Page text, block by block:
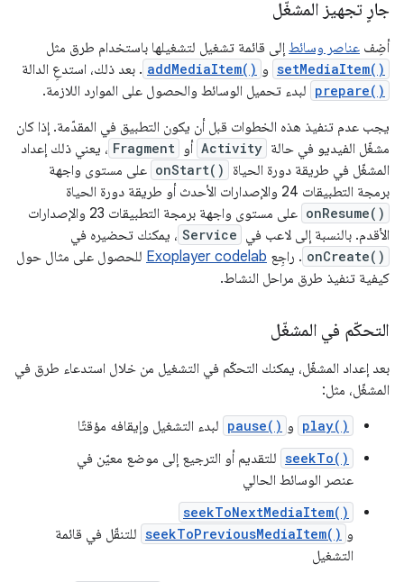
جارٍ تجهيز المشغّل
أضِف عناصر وسائط إلى قائمة تشغيل لتشغيلها باستخدام طرق مثل
setMediaItem() و addMediaItem() . بعد ذلك، استدعِ الدالة
prepare() لبدء تحميل الوسائط والحصول على الموارد اللازمة.
يجب عدم تنفيذ هذه الخطوات قبل أن يكون التطبيق في المقدّمة. إذا كان
مشغّل الفيديو في حالة Activity أو Fragment ، يعني ذلك إعداد
المشغّل في طريقة دورة الحياة
onStart() على مستوى واجهة
برمجة التطبيقات 24 والإصدارات الأحدث أو طريقة دورة الحياة
onResume()
على مستوى واجهة برمجة التطبيقات 23 والإصدارات
الأقدم. بالنسبة إلى لاعب في Service ، يمكنك تحضيره في
onCreate() . راجِع Exoplayer codelab للحصول على مثال حول
كيفية تنفيذ طرق مراحل النشاط.
التحكّم في المشغّل
بعد إعداد المشغّل، يمكنك التحكّم في التشغيل من خلال استدعاء طرق في
المشغّل، مثل:
play() و pause() لبدء التشغيل وإيقافه مؤقتًا
seekTo() للتقديم أو الترجيع إلى موضع معيّن في
عنصر الوسائط الحالي
seekToNextMediaItem()
و seekToPreviousMediaItem() للتنقّل في قائمة
التشغيل